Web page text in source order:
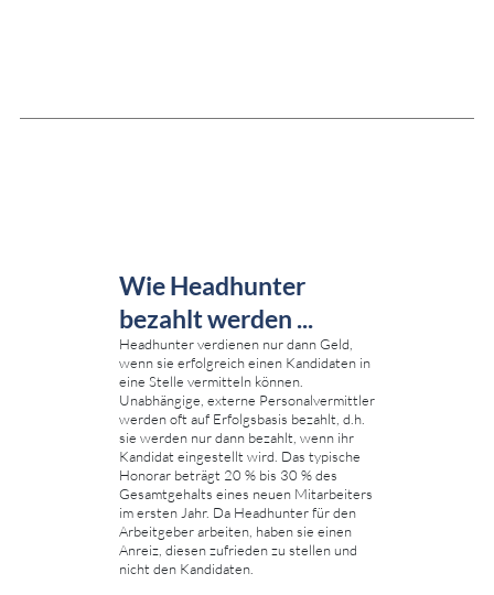
Wie Headhunter
bezahlt werden ...
Headhunter verdienen nur dann Geld,
wenn sie erfolgreich einen Kandidaten in
eine Stelle vermitteln können.
Unabhängige, externe Personalvermittler
werden oft auf Erfolgsbasis bezahlt, d.h.
sie werden nur dann bezahlt, wenn ihr
Kandidat eingestellt wird. Das typische
Honorar beträgt 20 % bis 30 % des
Gesamtgehalts eines neuen Mitarbeiters
im ersten Jahr. Da Headhunter für den
Arbeitgeber arbeiten, haben sie einen
Anreiz, diesen zufrieden zu stellen und
nicht den Kandidaten.